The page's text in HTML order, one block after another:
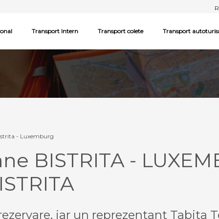
Transport Intern Transport colete Transport
- Luxemburg
BISTRITA -
iar un reprezentant Tabita